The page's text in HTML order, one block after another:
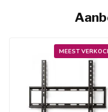
MEEST